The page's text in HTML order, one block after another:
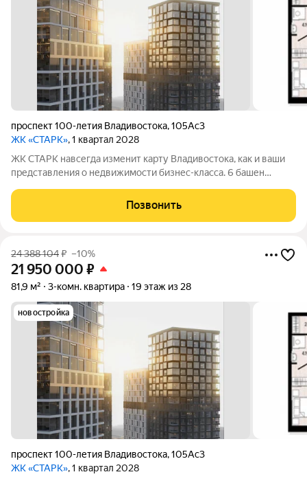
проспект 100-летия Владивостока,105Ас3
ЖК «СТАРК», 1 квартал 2028
ЖК СТАРК навсегда изменит карту Владивостока, как и ваши
представления о недвижимости бизнес-класса. 6 башен
исторически значимом районе Второй речки. Вас ждёт
бескомпромиссный комфорт с индивидуально
Позвонить
24 388 104₽ –10%
21 950 000 ₽
81,9 м² 3-комн. квартира 19 этаж из 28
новостройка
проспект 100-летия Владивостока,105Ас3
ЖК «СТАРК», 1 квартал 2028